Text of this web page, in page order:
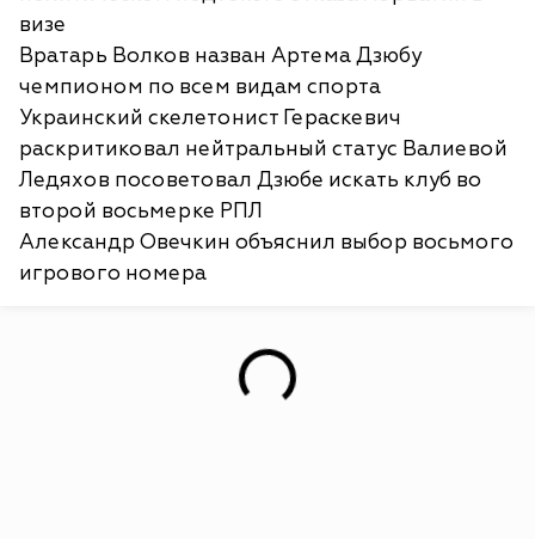
визе
Вратарь Волков назван Артема Дзюбу
чемпионом по всем видам спорта
Украинский скелетонист Гераскевич
раскритиковал нейтральный статус Валиевой
Ледяхов посоветовал Дзюбе искать клуб во
второй восьмерке РПЛ
Александр Овечкин объяснил выбор восьмого
игрового номера